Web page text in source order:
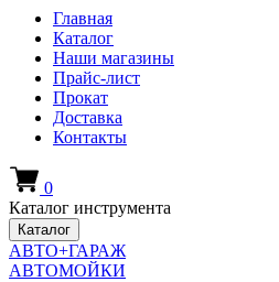
Главная
Каталог
Наши магазины
Прайс-лист
Прокат
Доставка
Контакты
0
Каталог инструмента
Каталог
АВТО+ГАРАЖ
АВТОМОЙКИ